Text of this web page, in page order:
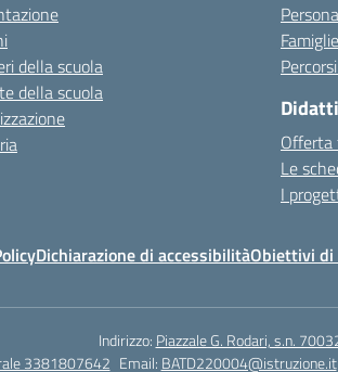
della scuola
della scuola
Le
I
Dichiarazione di accessibilitàObiettivi di
Indirizzo: Piazzale G. Rodari, s.n.
3381807642 Email: BATD220004@istruzione.it